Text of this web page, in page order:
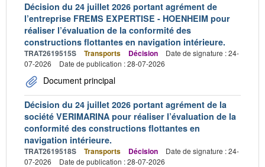
Décision du 24 juillet 2026 portant agrément de
l’entreprise FREMS EXPERTISE - HOENHEIM pour
réaliser l’évaluation de la conformité des
constructions flottantes en navigation intérieure.
TRAT2619515S Transports Décision
Date de signature : 24-
07-2026
Date de publication : 28-07-2026
Document principal
Décision du 24 juillet 2026 portant agrément de la
société VERIMARINA pour réaliser l’évaluation de la
conformité des constructions flottantes en
navigation intérieure.
TRAT2619518S Transports Décision
Date de signature : 24-
07-2026
Date de publication : 28-07-2026